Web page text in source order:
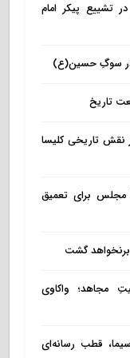
تشییع پیکر امام
در سوگِ حسین(ع)
تاریخ
نقش تاریخی کلیسا
مجلس برای تعمیق
برنخواهد گشت
مجاهد؛ واکاوی
قطب رسانه‌ای